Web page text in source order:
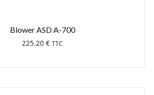
Blower ASD A-700
225.20 € TTC